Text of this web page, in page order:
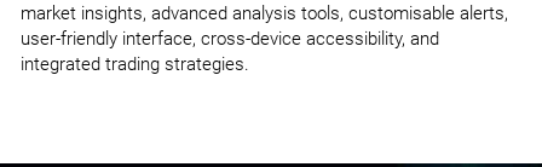
market insights, advanced analysis tools, customisable alerts,
user-friendly interface, cross-device accessibility, and
integrated trading strategies.